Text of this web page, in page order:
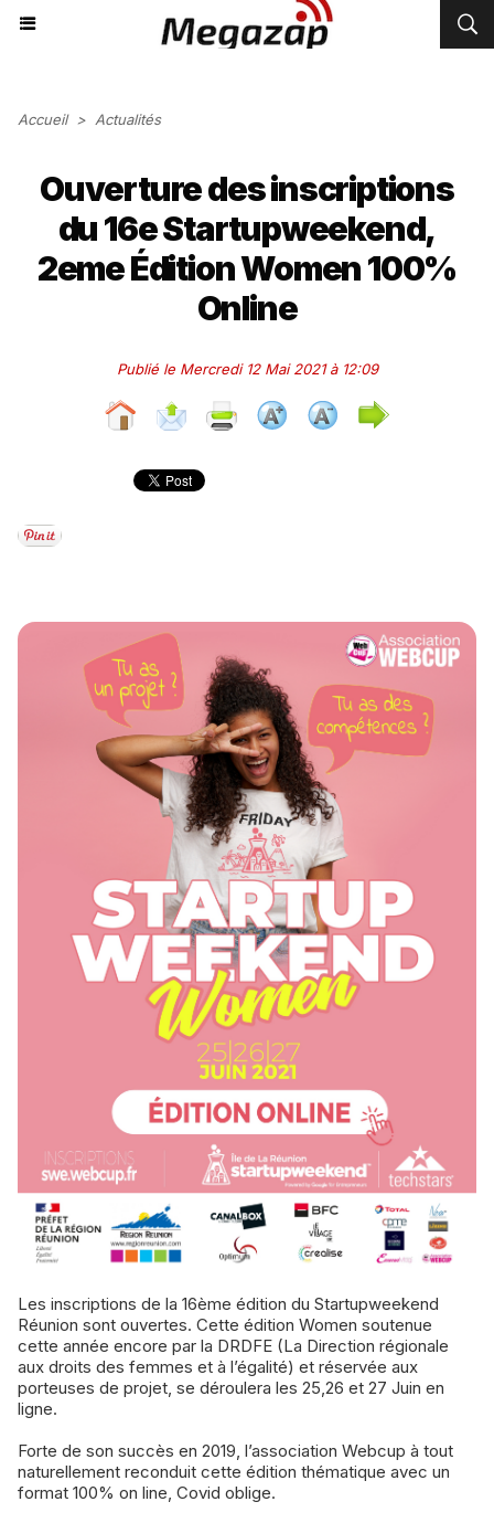
Accueil > Actualités
Ouverture des inscriptions
du 16e Startupweekend,
2eme Édition Women 100%
Online
Publié le Mercredi 12 Mai 2021 à 12:09
Les inscriptions de la 16ème édition du Startupweekend
Réunion sont ouvertes. Cette édition Women soutenue
cette année encore par la DRDFE (La Direction régionale
aux droits des femmes et à l’égalité) et réservée aux
porteuses de projet, se déroulera les 25,26 et 27 Juin en
ligne.
Forte de son succès en 2019, l’association Webcup à tout
naturellement reconduit cette édition thématique avec un
format 100% on line, Covid oblige.